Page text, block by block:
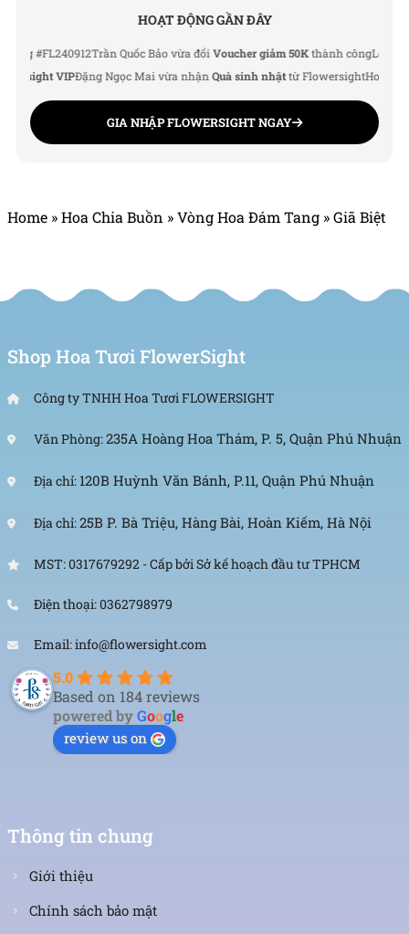
Hotline: 093 407 2575
Website: https://flowersight.com/
HOẠT ĐỘNG GẦN ĐÂY
Trần Quốc Bảo vừa đổiVoucher giảm 50Kthành côngLê Thu Hà
VIPĐặng Ngọc Mai vừa nhậnQuà sinh nhậttừ FlowersightHoàng Đức
GIA NHẬP FLOWERSIGHT NGAY
Home »Hoa Chia Buồn »Vòng Hoa Đám Tang »Giã Biệt
Shop Hoa Tươi FlowerSight
Công ty TNHH Hoa Tươi FLOWERSIGHT
Văn Phòng:235A Hoàng Hoa Thám, P. 5, Quận Phú Nhuận
Địa chỉ: 120B Huỳnh Văn Bánh, P.11, Quận Phú Nhuận
Địa chỉ:25B P. Bà Triệu, Hàng Bài, Hoàn Kiếm, Hà Nội
MST: 0317679292 - Cấp bởi Sở kế hoạch đầu tư TPHCM
Điện thoại: 0362798979
Email: info@flowersight.com
5.0
Based on 184 reviews
powered byGoogle
review us on
Thông tin chung
Giới thiệu
Chính sách bảo mật